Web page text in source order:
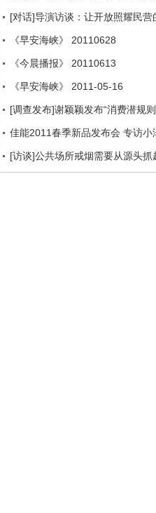
[对话]导演访谈：让开放照耀民营
《早安海峡》 20110628
《今晨播报》 20110613
《早安海峡》 2011-05-16
[调查发布]谢颖颖发布“消费潜规
佳能2011春季新品发布会 专访小
[访谈]公共场所戒烟需要从源头抓